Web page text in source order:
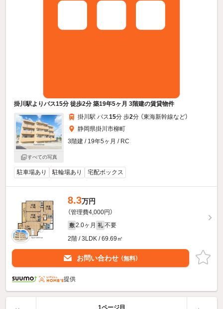
掛川駅よりバス15分 徒歩2分 築19年5ヶ月 3階建の賃貸物件
すべての写真
掛川駅 バス15分 歩2分 （東海新幹線など）
静岡県掛川市柳町
3階建 / 19年5ヶ月 / RC
駐車場あり 駐輪場あり 宅配ボックス
8.3万円
（管理費4,000円）
敷 2.0ヶ月 礼 不要
2階 / 3LDK / 69.69㎡
お問い合わせ （無料）
提供
1ページ目